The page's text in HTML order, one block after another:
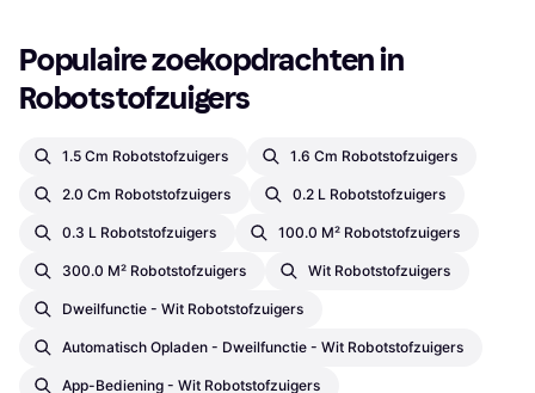
Populaire zoekopdrachten in
Robotstofzuigers
1.5 Cm Robotstofzuigers 1.6 Cm Robotstofzuigers
2.0 Cm Robotstofzuigers 0.2 L Robotstofzuigers
0.3 L Robotstofzuigers 100.0 M² Robotstofzuigers
300.0 M² Robotstofzuigers Wit Robotstofzuigers
Dweilfunctie - Wit Robotstofzuigers
Automatisch Opladen - Dweilfunctie - Wit Robotstofzuigers
App-Bediening - Wit Robotstofzuigers